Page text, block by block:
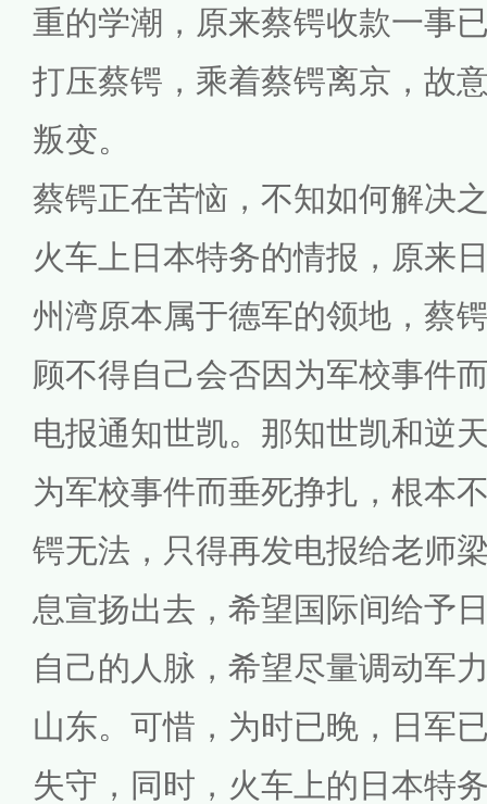
重的学潮，原来蔡锷收款一事
打压蔡锷，乘着蔡锷离京，故
叛变。
蔡锷正在苦恼，不知如何解决
火车上日本特务的情报，原来
州湾原本属于德军的领地，蔡
顾不得自己会否因为军校事件
电报通知世凯。那知世凯和逆
为军校事件而垂死挣扎，根本
锷无法，只得再发电报给老师
息宣扬出去，希望国际间给予
自己的人脉，希望尽量调动军
山东。可惜，为时已晚，日军
失守，同时，火车上的日本特